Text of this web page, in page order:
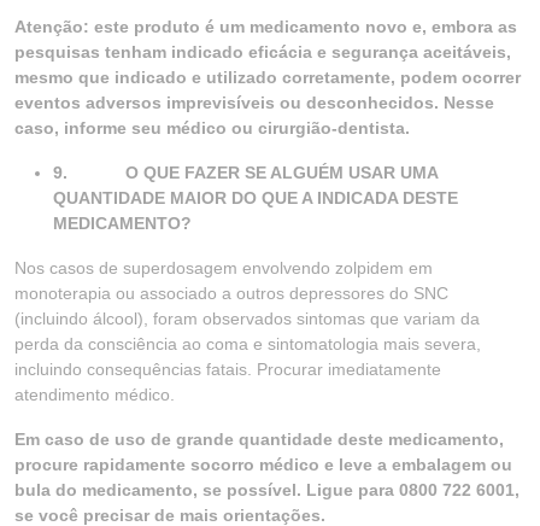
Atenção: este produto é um medicamento novo e, embora as
pesquisas tenham indicado eficácia e segurança aceitáveis,
mesmo que indicado e utilizado corretamente, podem ocorrer
eventos adversos imprevisíveis ou desconhecidos. Nesse
caso, informe seu médico ou cirurgião-dentista.
9. O QUE FAZER SE ALGUÉM USAR UMA
QUANTIDADE MAIOR DO QUE A INDICADA DESTE
MEDICAMENTO?
Nos casos de superdosagem envolvendo zolpidem em
monoterapia ou associado a outros depressores do SNC
(incluindo álcool), foram observados sintomas que variam da
perda da consciência ao coma e sintomatologia mais severa,
incluindo consequências fatais. Procurar imediatamente
atendimento médico.
Em caso de uso de grande quantidade deste medicamento,
procure rapidamente socorro médico e leve a embalagem ou
bula do medicamento, se possível. Ligue para 0800 722 6001,
se você precisar de mais orientações.